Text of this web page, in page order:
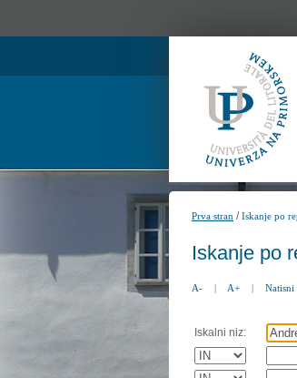
Prva stran /Iskanje po
Iskanje po
A- | A+ | Natisni
Iskalni niz: